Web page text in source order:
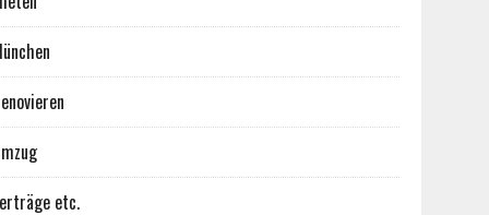
etc.